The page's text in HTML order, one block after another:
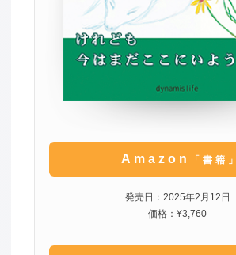
Amazon 「書籍」
発売日：2025年2月12日
価格：¥3,760